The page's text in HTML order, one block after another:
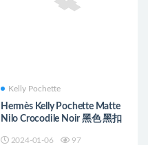
Kelly Pochette
Hermès Kelly Pochette Matte
Nilo Crocodile Noir 黑色 黑扣
2024-01-06 97